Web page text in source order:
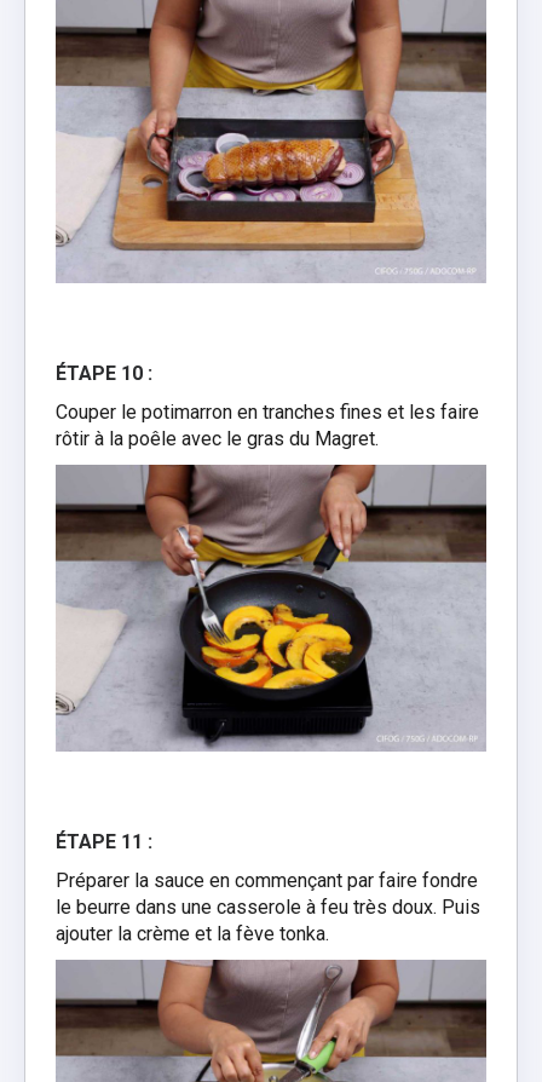
ÉTAPE 10 :
Couper le potimarron en tranches fines et les faire
rôtir à la poêle avec le gras du Magret.
ÉTAPE 11 :
Préparer la sauce en commençant par faire fondre
le beurre dans une casserole à feu très doux. Puis
ajouter la crème et la fève tonka.